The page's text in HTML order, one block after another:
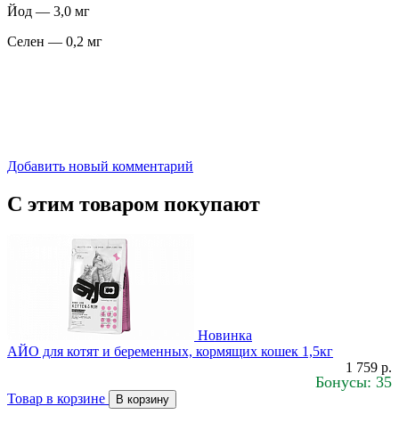
Йод — 3,0 мг
Селен — 0,2 мг
Добавить новый комментарий
С этим товаром покупают
Новинка
АЙО для котят и беременных, кормящих кошек 1,5кг
1 759 р.
Бонусы: 35
Товар в корзине В корзину